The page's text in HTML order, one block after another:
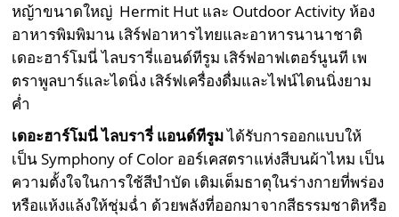
หญ้าขนาดใหญ่ Hermit Hut และ Outdoor Activity ห้อง
อาหารพิมพิมาน เสิร์ฟอาหารไทยและอาหารนานาชาติ
เดอะฮาร์โมนี่ ไลบรารี่แอนด์ทีรูม เสิร์ฟอาฟเตอร์นูนที เพ
ตราพูลบาร์และไดนิ่ง เสิร์ฟเครื่องดื่มและไฟน์ไดนนิ่งยาม
ค่ำ
เดอะฮาร์โมนี่ ไลบรารี่ แอนด์ทีรูมได้รับการออกแบบให้
เป็น Symphony of Color ออร์เคสตราแห่งสีบนผ้าไหม เป็น
ความตั้งใจในการใช้สีบำบัด เติมเต็มธาตุในร่างกายที่พร่อง
หรือแห้งแล้งให้ชุ่มฉ่ำ ด้วยพลังที่ออกมาจากสีธรรมชาติหรือ